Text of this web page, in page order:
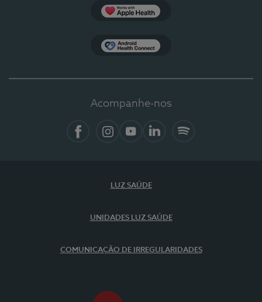
Acompanhe-nos
LUZ SAÚDE
UNIDADES LUZ SAÚDE
COMUNICAÇÃO DE IRREGULARIDADES